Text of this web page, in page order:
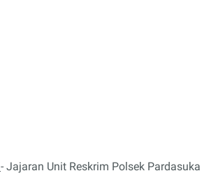
- Jajaran Unit Reskrim Polsek Pardasuka